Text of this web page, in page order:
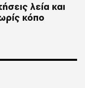
λεία και
κόπο